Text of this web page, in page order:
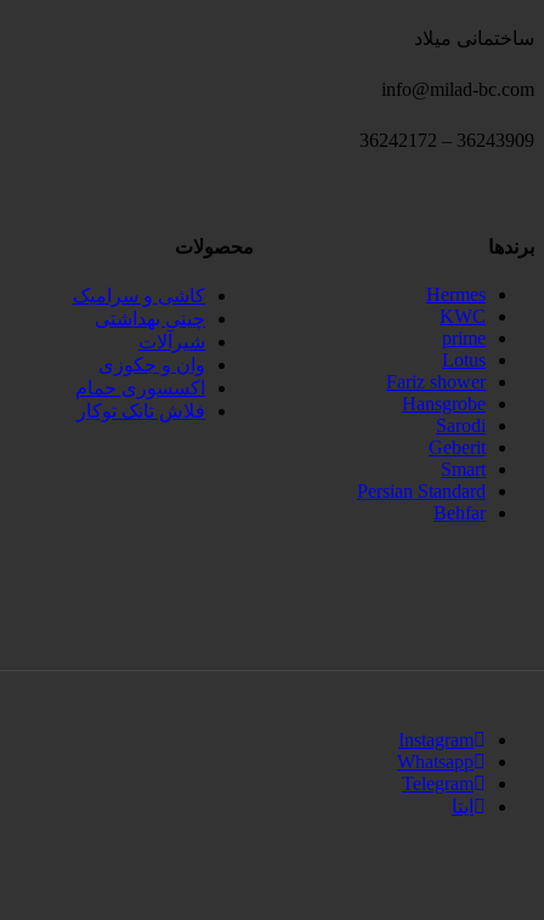
ساختمانی میلاد
info@milad-bc.com
36243909 – 36242172
محصولات
کاشی و سرامیک
چینی بهداشتی
شیرآلات
وان و جکوزی
اکسسوری حمام
فلاش تانک توکار
برندها
Hermes
KWC
prime
Lotus
Fariz shower
Hansgrobe
Sarodi
Geberit
Smart
Persian Standard
Behfar
Instagram
Whatsapp
Telegram
ایتا